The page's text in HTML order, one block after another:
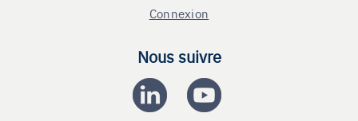
Connexion
Nous suivre